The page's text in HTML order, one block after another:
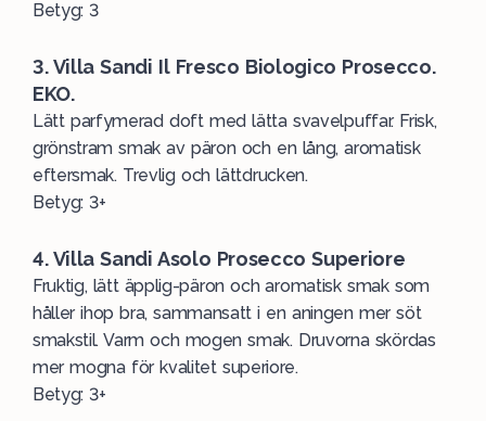
Betyg: 3
3. Villa Sandi Il Fresco Biologico Prosecco.
EKO.
Lätt parfymerad doft med lätta svavelpuffar. Frisk,
grönstram smak av päron och en lång, aromatisk
eftersmak. Trevlig och lättdrucken.
Betyg: 3+
4. Villa Sandi Asolo Prosecco Superiore
Fruktig, lätt äpplig-päron och aromatisk smak som
håller ihop bra, sammansatt i en aningen mer söt
smakstil. Varm och mogen smak. Druvorna skördas
mer mogna för kvalitet superiore.
Betyg: 3+